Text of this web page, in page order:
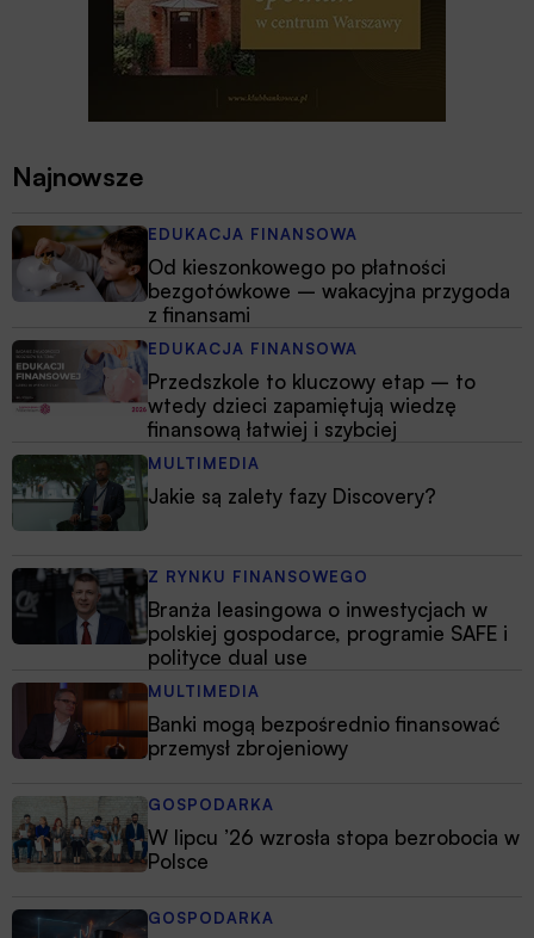
Najnowsze
EDUKACJA FINANSOWA
Od kieszonkowego po płatności
bezgotówkowe – wakacyjna przygoda
z finansami
EDUKACJA FINANSOWA
Przedszkole to kluczowy etap – to
wtedy dzieci zapamiętują wiedzę
finansową łatwiej i szybciej
MULTIMEDIA
Jakie są zalety fazy Discovery?
Z RYNKU FINANSOWEGO
Branża leasingowa o inwestycjach w
polskiej gospodarce, programie SAFE i
polityce dual use
MULTIMEDIA
Banki mogą bezpośrednio finansować
przemysł zbrojeniowy
GOSPODARKA
W lipcu ’26 wzrosła stopa bezrobocia w
Polsce
GOSPODARKA